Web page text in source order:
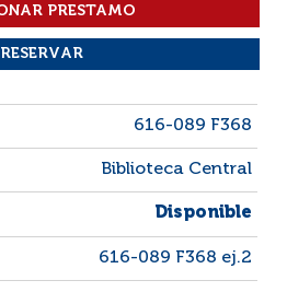
616-089 F368
Biblioteca Central
Disponible
616-089 F368 ej.2